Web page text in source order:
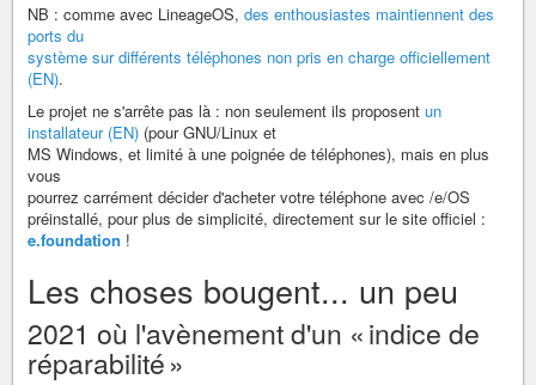
NB : comme avec LineageOS, des enthousiastes maintiennent des
ports du
système sur différents téléphones non pris en charge officiellement
(EN).
Le projet ne s'arrête pas là : non seulement ils proposent un
installateur (EN) (pour GNU/Linux et
MS Windows, et limité à une poignée de téléphones), mais en plus
vous
pourrez carrément décider d'acheter votre téléphone avec /e/OS
préinstallé, pour plus de simplicité, directement sur le site officiel :
e.foundation !
Les choses bougent... un peu
2021 où l'avènement d'un « indice de
réparabilité »